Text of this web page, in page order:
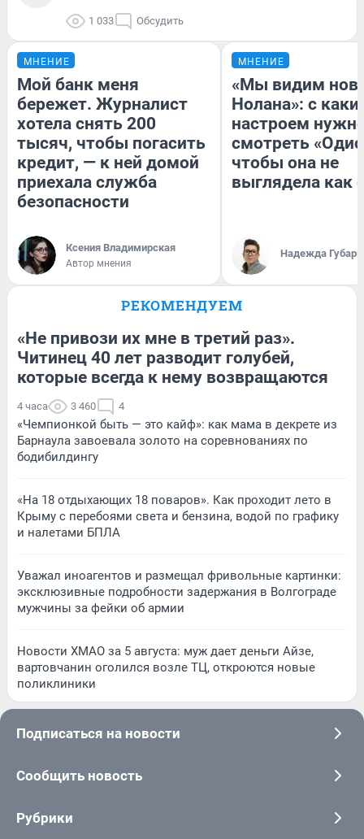
1 033 Обсудить
МНЕНИЕ
Мой банк меня
бережет. Журналист
хотела снять 200
тысяч, чтобы погасить
кредит, — к ней домой
приехала служба
безопасности
Ксения Владимирская
Автор мнения
МНЕНИЕ
«Мы видим
Нолана»: с
настроем
смотреть
чтобы она не
выглядела как
Надежда Губарь
РЕКОМЕНДУЕМ
«Не привози их мне в третий раз».
Читинец 40 лет разводит голубей,
которые всегда к нему возвращаются
4 часа 3 460 4
«Чемпионкой быть — это кайф»: как мама в декрете из
Барнаула завоевала золото на соревнованиях по
бодибилдингу
«На 18 отдыхающих 18 поваров». Как проходит лето в
Крыму с перебоями света и бензина, водой по графику
и налетами БПЛА
Уважал иноагентов и размещал фривольные картинки:
эксклюзивные подробности задержания в Волгограде
мужчины за фейки об армии
Новости ХМАО за 5 августа: муж дает деньги Айзе,
вартовчанин оголился возле ТЦ, откроются новые
поликлиники
Подписаться на новости
Сообщить новость
Рубрики